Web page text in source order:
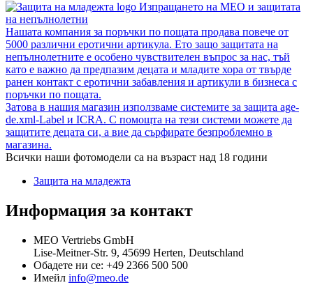
Изпращането на MEO и защитата
на непълнолетни
Нашата компания за поръчки по пощата продава повече от
5000 различни еротични артикула. Ето защо защитата на
непълнолетните е особено чувствителен въпрос за нас, тъй
като е важно да предпазим децата и младите хора от твърде
ранен контакт с еротични забавления и артикули в бизнеса с
поръчки по пощата.
Затова в нашия магазин използваме системите за защита age-
de.xml-Label и ICRA. С помощта на тези системи можете да
защитите децата си, а вие да сърфирате безпроблемно в
магазина.
Всички наши фотомодели са на възраст над 18 години
Защита на младежта
Информация за контакт
MEO Vertriebs GmbH
Lise-Meitner-Str. 9, 45699 Herten, Deutschland
Обадете ни се: +49 2366 500 500
Имейл info@meo.de